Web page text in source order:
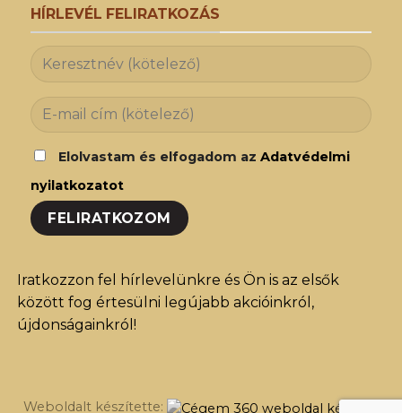
HÍRLEVÉL FELIRATKOZÁS
Elolvastam és elfogadom az Adatvédelmi
nyilatkozatot
Iratkozzon fel hírlevelünkre és Ön is az elsők
között fog értesülni legújabb akcióinkról,
újdonságainkról!
Weboldalt készítette: